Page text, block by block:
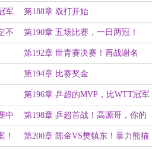
节奏？
军 第188章 双打开始
不 第190章 五场比赛，一日两冠！
第192章 世青赛决赛！再战谢名
扬！
第194章 比赛奖金
第196章 乒超的MVP，比WTT冠军
的难度大多了！
中 第198章 乒超首战！高源哥，你的
将军拔剑真好用！
！ 第200章 陈金VS樊镇东！暴力熊猫